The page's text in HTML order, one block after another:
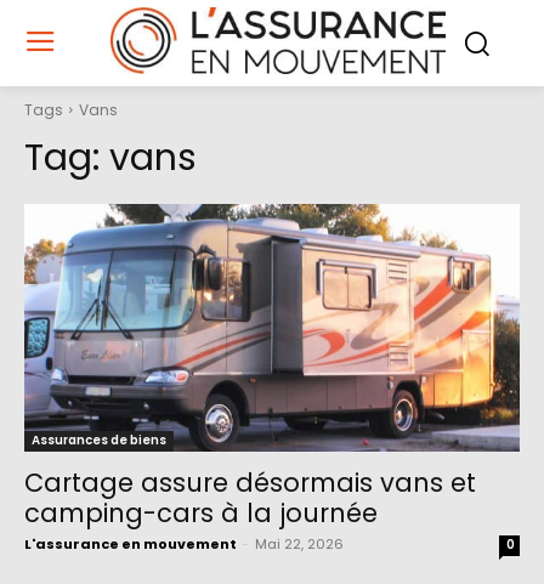
Tags Vans
Tag: vans
Assurances de biens
Cartage assure désormais vans et
camping-cars à la journée
L'assurance en mouvement Mai 22, 2026 0